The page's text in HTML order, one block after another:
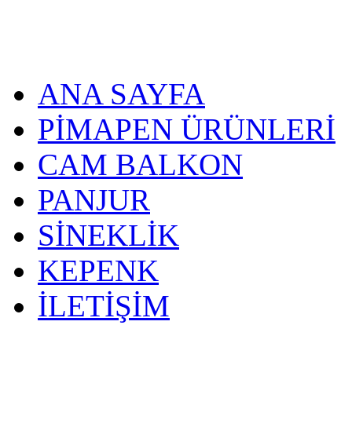
ANA SAYFA
PİMAPEN ÜRÜNLERİ
CAM BALKON
PANJUR
SİNEKLİK
KEPENK
İLETİŞİM